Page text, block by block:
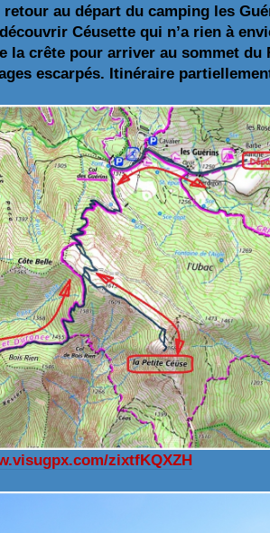
au départ du camping les
Céusette qui n’a rien à
crête pour arriver au sommet du
escarpés. Itinéraire
zixtfKQXZH